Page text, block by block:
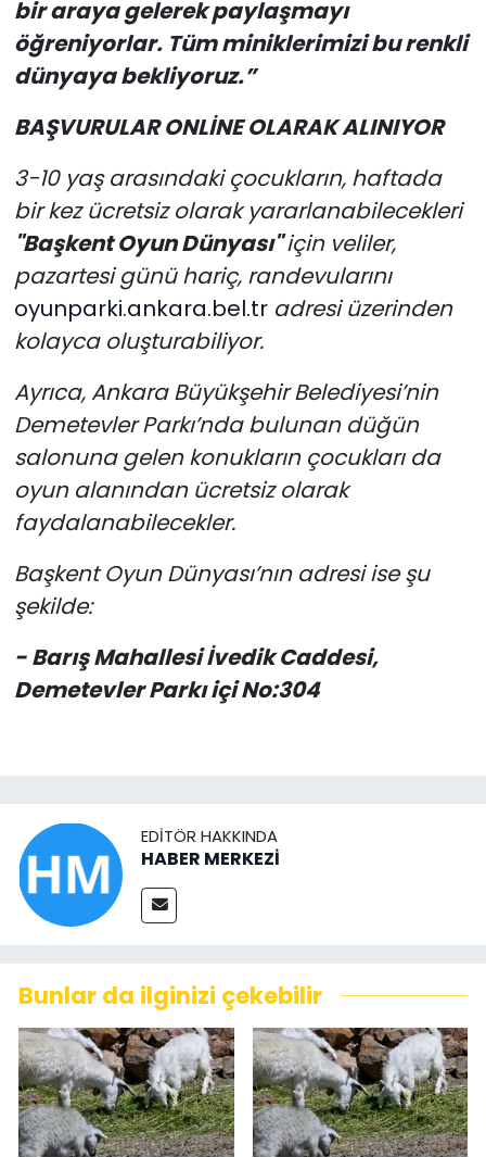
bir araya gelerek paylaşmayı
öğreniyorlar. Tüm miniklerimizi bu renkli
dünyaya bekliyoruz.”
BAŞVURULAR ONLİNE OLARAK ALINIYOR
3-10 yaş arasındaki çocukların, haftada
bir kez ücretsiz olarak yararlanabilecekleri
"Başkent Oyun Dünyası"için veliler,
pazartesi günü hariç, randevularını
oyunparki.ankara.bel.tradresi üzerinden
kolayca oluşturabiliyor.
Ayrıca, Ankara Büyükşehir Belediyesi’nin
Demetevler Parkı’nda bulunan düğün
salonuna gelen konukların çocukları da
oyun alanından ücretsiz olarak
faydalanabilecekler.
Başkent Oyun Dünyası’nın adresi ise şu
şekilde:
- Barış Mahallesi İvedik Caddesi,
Demetevler Parkı içi No:304
EDITÖR HAKKINDA
HABER MERKEZİ
Bunlar da ilginizi çekebilir